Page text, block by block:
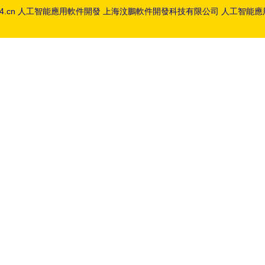
人工智能應用軟件開發 上海汶鵬軟件開發科技有限公司 人工智能